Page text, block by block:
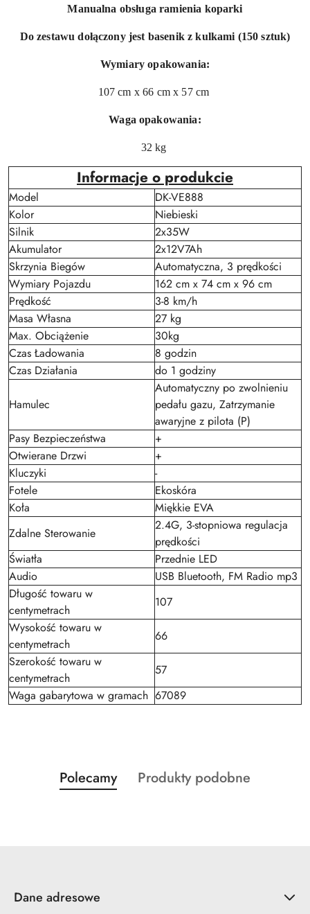
Manualna obsługa ramienia koparki
Do zestawu dołączony jest basenik z kulkami (150 sztuk)
Wymiary opakowania:
107 cm x 66 cm x 57 cm
Waga opakowania:
32 kg
Informacje o produkcie
Model
DK-VE888
Kolor
Niebieski
Silnik
2x35W
Akumulator
2x12V7Ah
Skrzynia Biegów
Automatyczna, 3 prędkości
Wymiary Pojazdu
162 cm x 74 cm x 96 cm
Prędkość
3-8 km/h
Masa Własna
27 kg
Max. Obciążenie
30kg
Czas Ładowania
8 godzin
Czas Działania
do 1 godziny
Hamulec
Automatyczny po zwolnieniu
pedału gazu, Zatrzymanie
awaryjne z pilota (P)
Pasy Bezpieczeństwa
+
Otwierane Drzwi
+
Kluczyki
-
Fotele
Ekoskóra
Koła
Miękkie EVA
Zdalne Sterowanie
2.4G, 3-stopniowa regulacja
prędkości
Światła
Przednie LED
Audio
USB Bluetooth, FM Radio mp3
Długość towaru w
centymetrach
107
Wysokość towaru w
centymetrach
66
Szerokość towaru w
centymetrach
57
Waga gabarytowa w gramach 67089
Pomiń karuzelę produktów
Produkty
o
Polecamy
Produkty
Produkty podobne
Dane adresowe